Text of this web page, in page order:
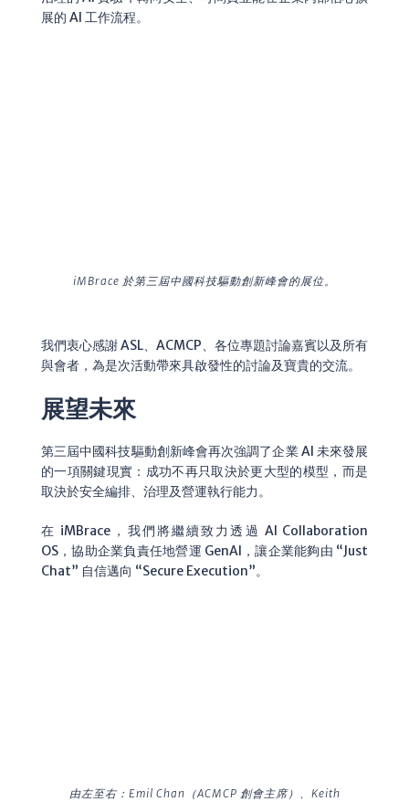
展的 AI 工作流程。
iMBrace 於第三屆中國科技驅動創新峰會的展位。
我們衷心感謝 ASL、ACMCP、各位專題討論嘉賓以及所有
與會者，為是次活動帶來具啟發性的討論及寶貴的交流。
展望未來
第三屆中國科技驅動創新峰會再次強調了企業 AI 未來發展
的一項關鍵現實：成功不再只取決於更大型的模型，而是
取決於安全編排、治理及營運執行能力。
在 iMBrace，我們將繼續致力透過 AI Collaboration
OS，協助企業負責任地營運 GenAI，讓企業能夠由 “Just
Chat” 自信邁向 “Secure Execution”。
由左至右：Emil Chan（ACMCP 創會主席）、Keith